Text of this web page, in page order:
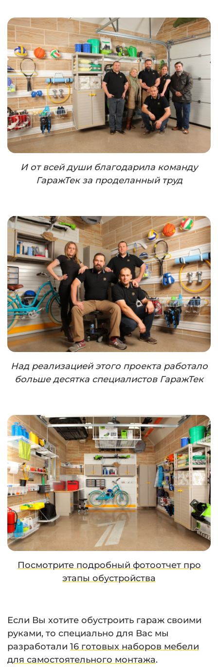
И от всей души благодарила команду
ГаражТек за проделанный труд
Над реализацией этого проекта работало
больше десятка специалистов ГаражТек
Посмотрите подробный фотоотчет про
этапы обустройства
Если Вы хотите обустроить гараж своими
руками, то специально для Вас мы
разработали 16 готовых наборов мебели
для самостоятельного монтажа.